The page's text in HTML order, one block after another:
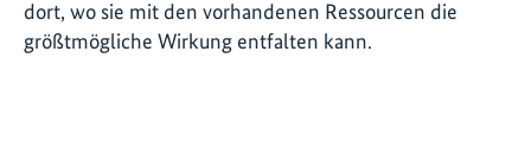
dort, wo sie mit den vorhandenen Ressourcen die
größtmögliche Wirkung entfalten kann.